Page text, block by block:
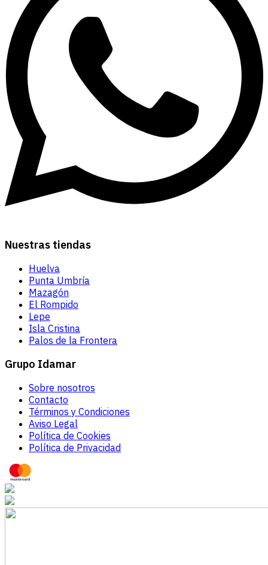
Nuestras tiendas
Huelva
Punta Umbría
Mazagón
El Rompido
Lepe
Isla Cristina
Palos de la Frontera
Grupo Idamar
Sobre nosotros
Contacto
Términos y Condiciones
Aviso Legal
Política de Cookies
Política de Privacidad